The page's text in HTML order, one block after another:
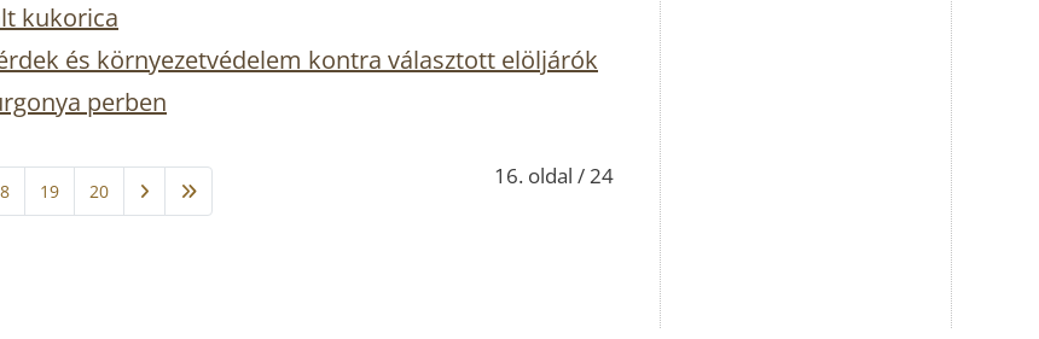
kukorica
és környezetvédelem kontra választott elöljárók
perben
16. oldal / 24
19 20